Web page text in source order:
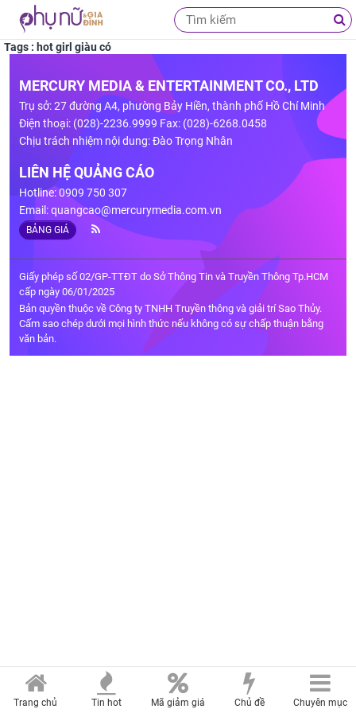
Tags : hot girl giàu có
MERCURY MEDIA & ENTERTAINMENT CO., LTD
Trụ sở: 27 đường A4, phường Bảy Hiền, thành phố Hồ Chí Minh
Điện thoại: (028)-2236.9999 Fax: (028)-6268.0458
Chịu trách nhiệm nội dung: Đào Trọng Nhân
LIÊN HỆ QUẢNG CÁO
Hotline: 0909 750 307
Email:quangcao@mercurymedia.com.vn
BẢNG GIÁ
Giấy phép số 02/GP-TTĐT do Sở Thông Tin và Truyền Thông Tp.HCM
cấp ngày 06/01/2025
Bản quyền thuộc về Công ty TNHH Truyền thông và giải trí Sao Thủy.
Cấm sao chép dưới mọi hình thức nếu không có sự chấp thuận bằng
văn bản.
Trang chủ Tin hot Mã giảm giá Chủ đề Chuyên mục